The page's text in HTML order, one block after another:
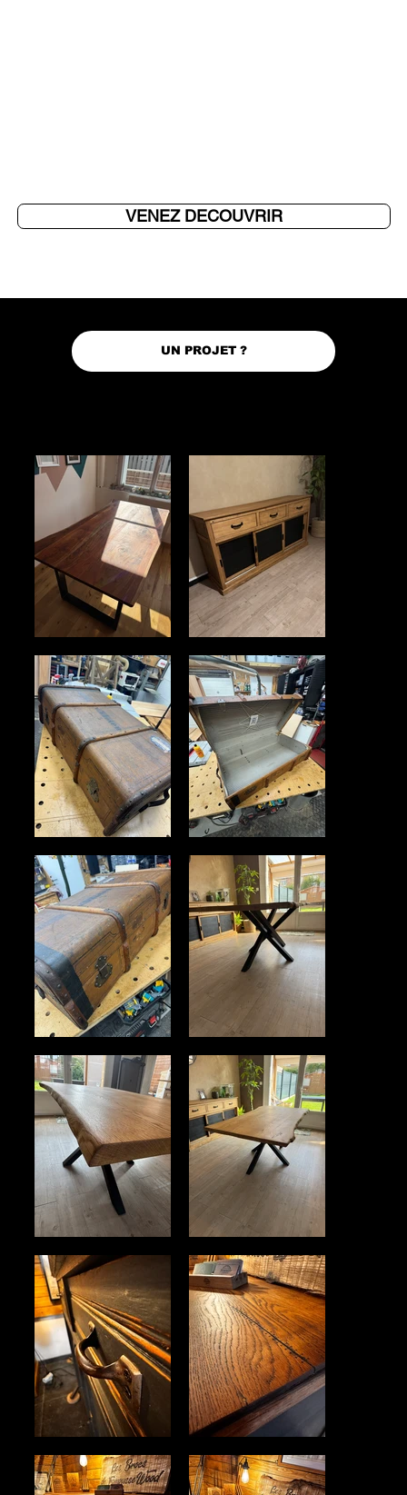
VENEZ DECOUVRIR
UN PROJET ?